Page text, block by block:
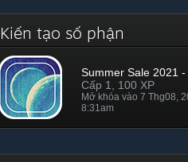
Kiến tạo số phận
Summer Sale 2021 -
Cấp 1, 100 XP
Mở khóa vào 7 Thg08,
8:31am